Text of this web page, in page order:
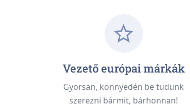
Vezető európai márkák
Gyorsan, könnyedén be tudunk
szerezni bármit, bárhonnan!